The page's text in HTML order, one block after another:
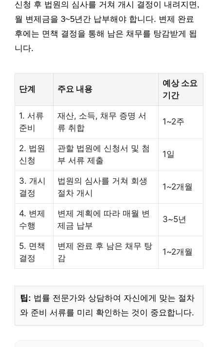
신청 후 법원의 심사를 거쳐 개시 결정이 내려지면,
월 변제금을 3~5년간 납부해야 합니다. 변제 완료
후에는 면책 결정을 통해 남은 채무를 탕감받게 됩
니다.
단계 주요 내용
예상 소요
기간
1. 서류
준비
재산, 소득, 채무 증명 서
류 취합
1~2주
2. 법원
신청
관할 법원에 신청서 및 첨
부 서류 제출
1일
3. 개시
결정
법원의 심사를 거쳐 회생
절차 개시
1~2개월
4. 변제
수행
변제 계획에 따라 매월 변
제금 납부
3~5년
5. 면책
결정
변제 완료 후 남은 채무 탕
감
1~2개월
팁: 법률 전문가와 상담하여 자신에게 맞는 절차
와 준비 서류를 미리 확인하는 것이 중요합니다.